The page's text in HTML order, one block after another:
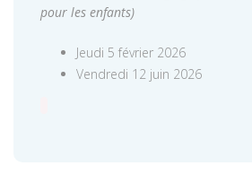
pour les enfants)
Jeudi 5 février 2026
Vendredi 12 juin 2026